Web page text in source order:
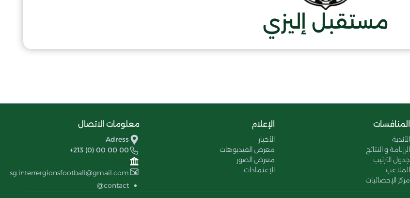
مستقبل إليزي
المنافسات
الأندية
الرزنامة و النتائج
جدول الترتيب
الملاعب
مركز الإحصائيات
الإعلام
الأخبار
معرض الفيديوهات
معرض الصور
الإعتمادات
معلومات الاتصال
Adress
+213 (0) 00 00 00
sg.interrergionsfootball@gmail.com
contact@